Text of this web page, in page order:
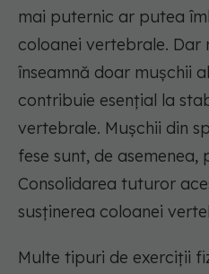
mai puternic ar putea
coloanei vertebrale. Dar
înseamnă doar mușchii
contribuie esențial la
vertebrale. Mușchii din
fese sunt, de
Consolidarea tuturor
susținerea coloanei
Multe tipuri de exerciții